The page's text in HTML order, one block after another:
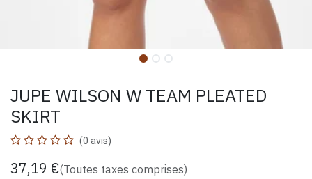
JUPE WILSON W TEAM PLEATED
SKIRT
(0 avis)
37,19 €(Toutes taxes comprises)